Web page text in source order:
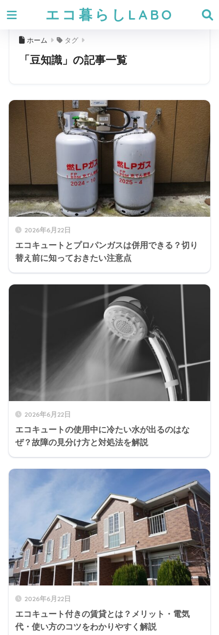
エコ暮らしLABO
ホーム タグ
「豆知識」の記事一覧
2026年6月22日
エコキュートとプロパンガスは併用できる？切り
替え前に知っておきたい注意点
2026年6月22日
エコキュートの使用中に冷たい水が出るのはな
ぜ？故障の見分け方と対処法を解説
2026年6月22日
エコキュート付きの賃貸とは？メリット・電気
代・使い方のコツをわかりやすく解説